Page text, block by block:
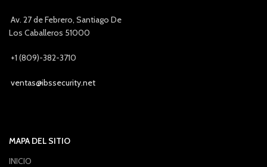
Av. 27 de Febrero, Santiago De
Los Caballeros 51000
+1 (809)-382-3710
ventas@ibssecurity.net
MAPA DEL SITIO
INICIO